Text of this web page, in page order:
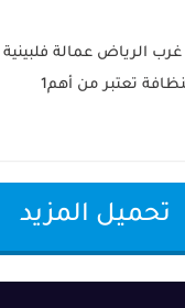
الرياض عمالة فلبينية
تعتبر من أهم1
تحميل المزيد